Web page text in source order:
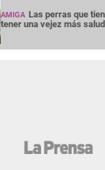
AMIGA Las perras que
tener una vejez más